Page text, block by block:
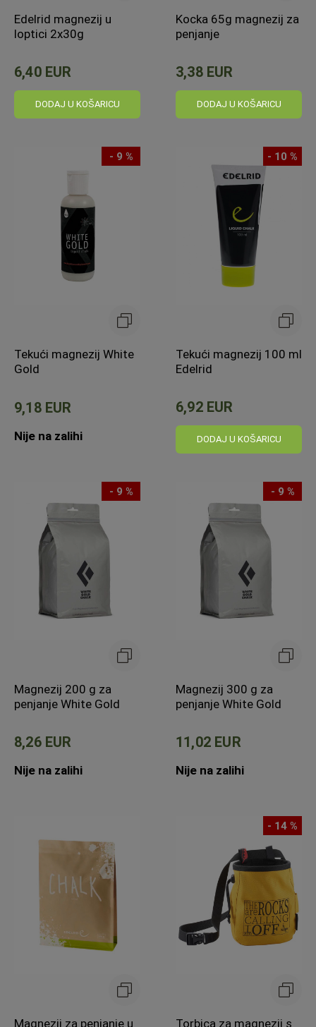
Edelrid magnezij u
loptici 2x30g
6,40 EUR
DODAJ U KOŠARICU
Kocka 65g magnezij za
penjanje
3,38 EUR
DODAJ U KOŠARICU
- 9 %
Tekući magnezij White
Gold
9,18 EUR
Nije na zalihi
- 10 %
Tekući magnezij 100 ml
Edelrid
6,92 EUR
DODAJ U KOŠARICU
- 9 %
Magnezij 200 g za
penjanje White Gold
8,26 EUR
Nije na zalihi
- 9 %
Magnezij 300 g za
penjanje White Gold
11,02 EUR
Nije na zalihi
Magnezij za penjanje u
- 14 %
Torbica za magnezij s